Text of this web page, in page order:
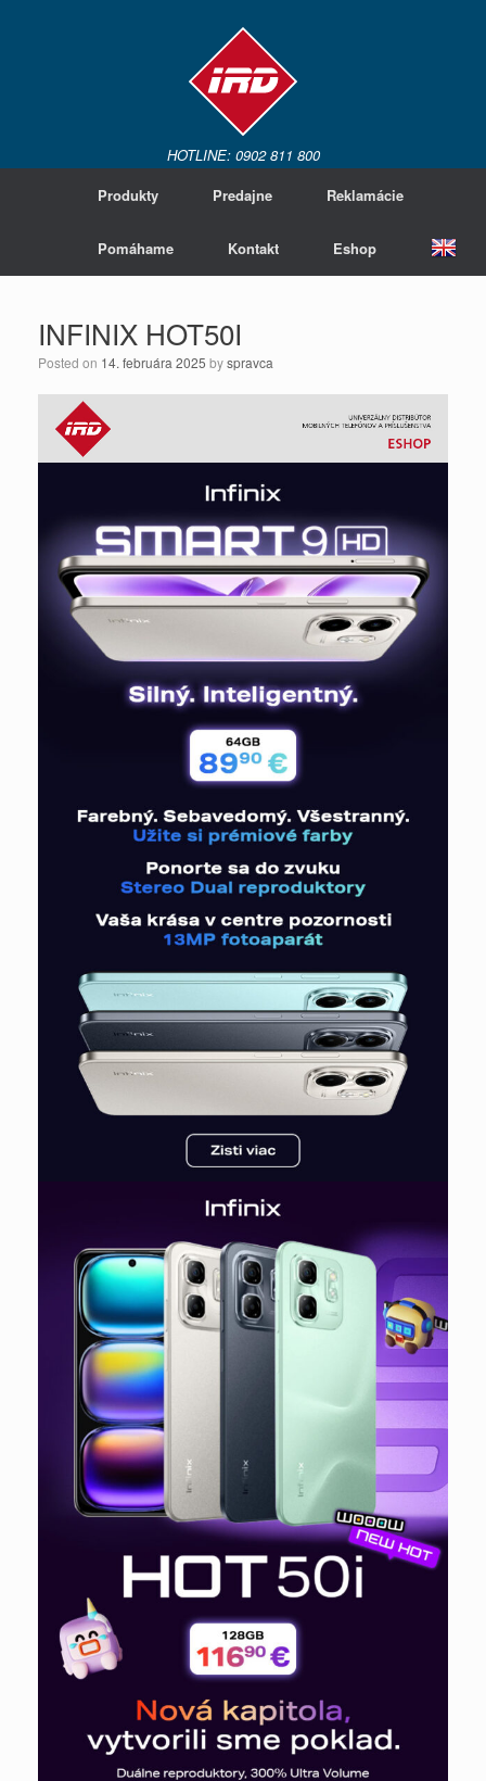
HOTLINE: 0902 811 800
Produkty
Predajne Reklamácie
Pomáhame Kontakt Eshop
INFINIX HOT50I
Posted on 14. februára 2025 byspravca